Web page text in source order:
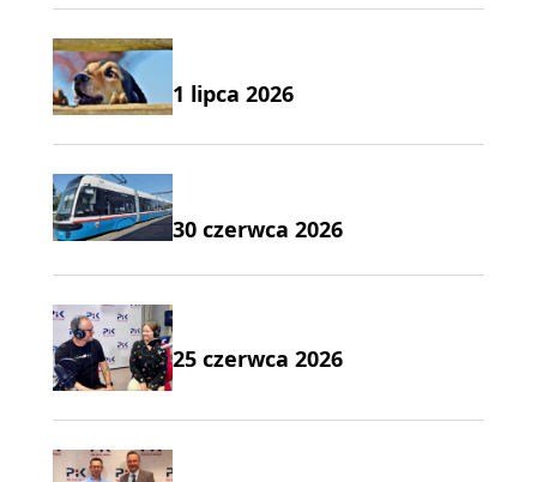
1 lipca 2026
30 czerwca 2026
25 czerwca 2026